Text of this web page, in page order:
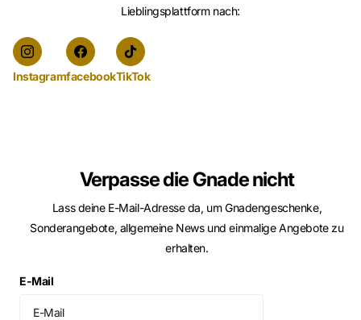
Lieblingsplattform nach:
InstagramfacebookTikTok
Verpasse die Gnade nicht
Lass deine E-Mail-Adresse da, um Gnadengeschenke,
Sonderangebote, allgemeine News und einmalige Angebote zu
erhalten.
E-Mail